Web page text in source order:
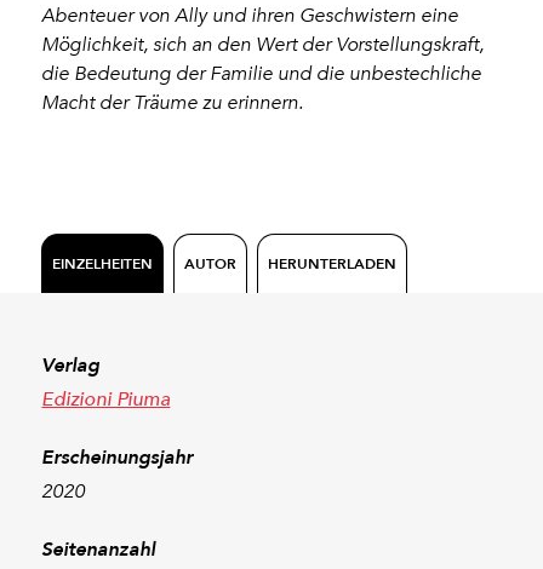
Abenteuer von Ally und ihren Geschwistern eine
Möglichkeit, sich an den Wert der Vorstellungskraft,
die Bedeutung der Familie und die unbestechliche
Macht der Träume zu erinnern.
EINZELHEITEN AUTOR HERUNTERLADEN
Verlag
Edizioni Piuma
Erscheinungsjahr
2020
Seitenanzahl